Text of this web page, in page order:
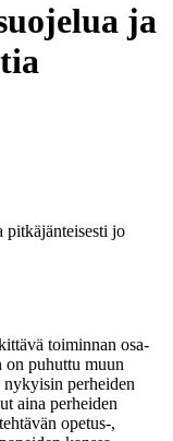
ja
pitkäjänteisesti jo
toiminnan osa-
puhuttu muun
nykyisin perheiden
aina perheiden
opetus-,